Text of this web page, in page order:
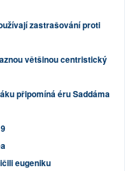
zastrašování proti
většinou centristický
připomíná éru Saddáma
eugeniku